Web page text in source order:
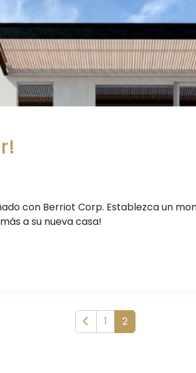
con Berriot Corp. Establezca un
a su nueva casa!
1 2